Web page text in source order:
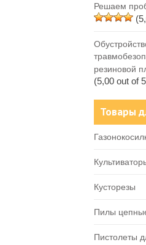
Решаем
резиновой
(5,00 out of
Товары
Кусторезы
Пилы
Пистолеты